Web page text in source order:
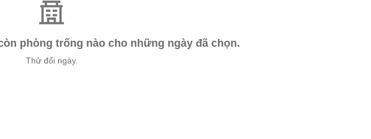
phòng trống nào cho những ngày đã chọn.
Thử đổi ngày.